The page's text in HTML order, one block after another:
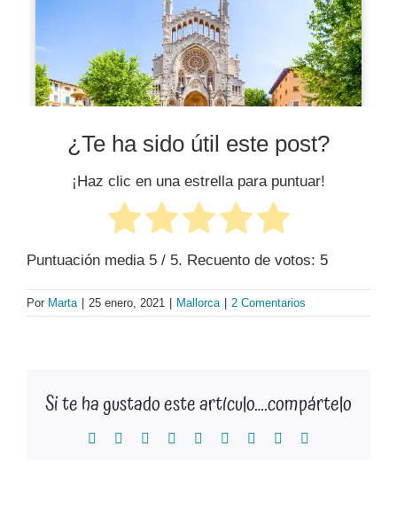
¿Te ha sido útil este post?
¡Haz clic en una estrella para puntuar!
Puntuación media 5 / 5. Recuento de votos: 5
Por Marta 25 enero, 2021 Mallorca 2 Comentarios
Si te ha gustado este artículo….compártelo
Facebook Reddit LinkedInWhatsApp
TumblrPinterest